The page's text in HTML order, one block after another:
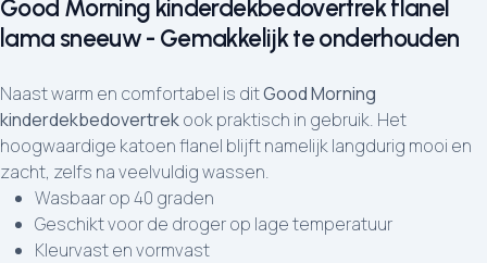
Good Morning kinderdekbedovertrek flanel
lama sneeuw - Gemakkelijk te onderhouden
Naast warm en comfortabel is ditGood Morning
kinderdekbedovertrekook praktisch in gebruik. Het
hoogwaardige katoen flanel blijft namelijk langdurig mooi en
zacht, zelfs na veelvuldig wassen.
Wasbaar op 40 graden
Geschikt voor de droger op lage temperatuur
Kleurvast en vormvast